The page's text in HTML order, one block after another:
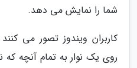
شما را نمایش می دهد.
کاربران ویندوز تصور می
روی یک نوار به تمام آنچه